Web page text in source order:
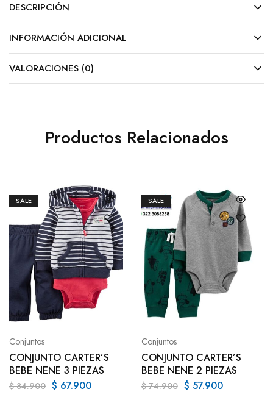
DESCRIPCIÓN
INFORMACIÓN ADICIONAL
VALORACIONES (0)
Productos Relacionados
SALE
Conjuntos
CONJUNTO CARTER’S
BEBE NENE 3 PIEZAS
$84.900 $ 67.900
SALE
Conjuntos
CONJUNTO CARTER’S
BEBE NENE 2 PIEZAS
$74.900 $ 57.900